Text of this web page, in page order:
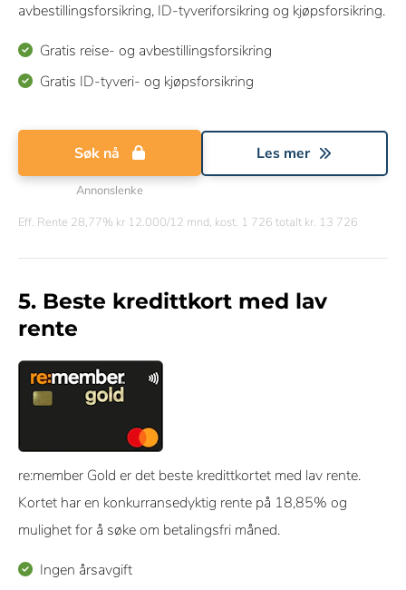
avbestillingsforsikring, ID-tyveriforsikring og kjøpsforsikring.
Gratis reise- og avbestillingsforsikring
Gratis ID-tyveri- og kjøpsforsikring
Søk nå
Annonslenke
Les mer
Eff. Rente 28,77% kr 12.000/12 mnd, kost. 1 726 totalt kr. 13 726
5. Beste kredittkort med lav
rente
re:member Gold er det beste kredittkortet med lav rente.
Kortet har en konkurransedyktig rente på 18,85% og
mulighet for å søke om betalingsfri måned.
Ingen årsavgift